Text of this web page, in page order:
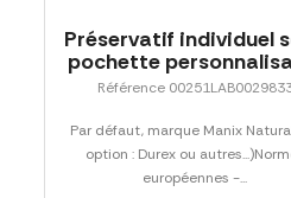
Préservatif individuel
pochette
Référence
Par défaut, marque Manix
option : Durex ou
européennes -...